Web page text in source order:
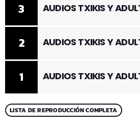
1 AUDIOS TXIKIS Y
2 AUDIOS TXIKIS Y
3 AUDIOS TXIKIS Y
LISTA DE REPRODUCCIÓN COMPLETA